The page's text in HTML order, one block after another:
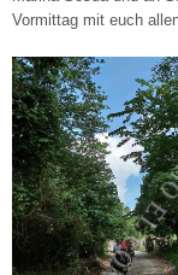
Vormittag mit euch